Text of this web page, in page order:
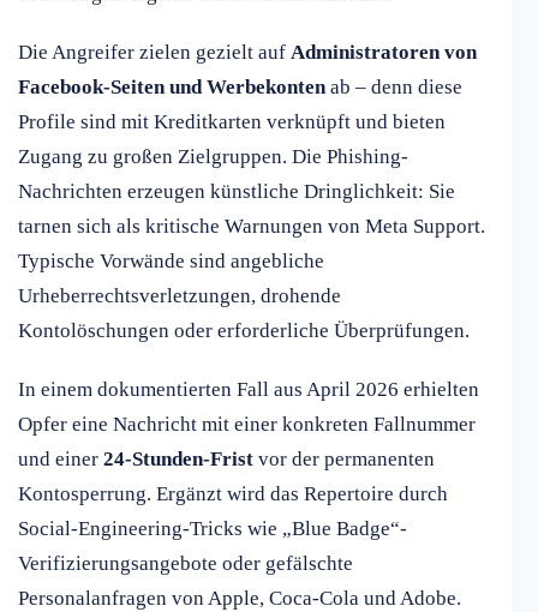
Die Angreifer zielen gezielt auf Administratoren von
Facebook-Seiten und Werbekontenab – denn diese
Profile sind mit Kreditkarten verknüpft und bieten
Zugang zu großen Zielgruppen. Die Phishing-
Nachrichten erzeugen künstliche Dringlichkeit: Sie
tarnen sich als kritische Warnungen von Meta Support.
Typische Vorwände sind angebliche
Urheberrechtsverletzungen, drohende
Kontolöschungen oder erforderliche Überprüfungen.
In einem dokumentierten Fall aus April 2026 erhielten
Opfer eine Nachricht mit einer konkreten Fallnummer
und einer 24-Stunden-Frist vor der permanenten
Kontosperrung. Ergänzt wird das Repertoire durch
Social-Engineering-Tricks wie „Blue Badge“-
Verifizierungsangebote oder gefälschte
Personalanfragen von Apple, Coca-Cola und Adobe.